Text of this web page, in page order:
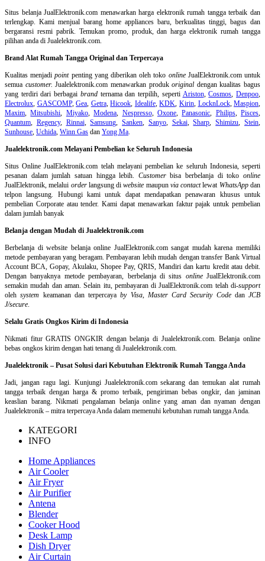
Situs belanjaJualElektronik.com menawarkan harga elektronik rumah tangga terbaik dan
terlengkap. Kami menjual barang home appliances baru, berkualitas tinggi, bagus dan
bergaransi resmi pabrik. Temukan promo, produk, dan harga elektronik rumah tangga
pilihan anda di Jualelektronik.com.
Brand Alat Rumah Tangga Original dan Terpercaya
Kualitas menjadipointpenting yang diberikan oleh toko onlineJualElektronik.com untuk
semua customer. Jualelektronik.com menawarkan produkoriginal dengan kualitas bagus
yang terdiri dari berbagai brandternama dan terpilih, seperti Ariston,Cosmos ,Denpoo
Electrolux GASCOMP,Gea Getra,Hicook Idealife,KDK Kirin, LocknLock,Maspion
Maxim ,Mitsubishi Miyako,Modena Nespresso, Oxone,Panasonic Philips, Pisces
Quantum
Regency, Rinnai,Samsung ,Sanken Sanyo, Sekai,Sharp ,Shimizu ,Stein
Sunhouse Uchida Winn Gas dan Yong Ma
Jualelektronik.com Melayani Pembelian ke Seluruh Indonesia
Situs Online JualElektronik.com telah melayani pembelian ke seluruh Indonesia, seperti
pesanan dalam jumlah satuan hingga lebih. Customerbisa berbelanja di tokoonline
JualElektronik, melalui orderlangsung diwebsite maupun via contactlewat WhatsAppdan
telpon langsung
Hubungi kami untuk dapat mendapatkan penawaran khusus untuk
pembelian Corporate atau tender. Kami dapat menawarkan faktur pajak untuk pembelian
dalam jumlah banyak
Belanja dengan Mudah di Jualelektronik.com
Berbelanja diwebsite belanja online JualElektronik.com sangat mudah karena memiliki
metode pembayaran yang beragam. Pembayaran lebih mudah dengan transfer Bank Virtual
Account BCA, Gopay, Akulaku, Shopee Pay, QRIS, Mandiri dan kartu kredit atau debit.
Dengan banyaknya metode pembayaran, berbelanja di situs onlineJualElektronik.com
semakin mudah dan aman. Selain itu, pembayaran di JualElektronik.com telah di-support
olehsystem keamanan dan terpercayaby Visa, Master Card Security Codedan JCB
J/secure
Selalu Gratis Ongkos Kirim di Indonesia
Nikmati fitur GRATIS ONGKIR dengan belanja di Jualelektronik.com. Belanja online
bebas ongkos kirim dengan hati tenang di Jualelektronik.com.
Jualelektronik – Pusat Solusi dari Kebutuhan Elektronik Rumah Tangga Anda
Jadi, jangan ragu lagi. Kunjungi Jualelektronik.com sekarang dan temukan alat rumah
tangga terbaik dengan harga & promo terbaik, pengiriman bebas ongkir, dan jaminan
keaslian barang. Nikmati pengalaman belanja online yang aman dan nyaman dengan
Jualelektronik – mitra terpercaya Anda dalam memenuhi kebutuhan rumah tangga Anda.
KATEGORI
INFO
Home Appliances
Air Cooler
Air Fryer
Air Purifier
Antena
Blender
Cooker Hood
Desk Lamp
Dish Dryer
Air Curtain